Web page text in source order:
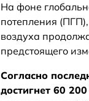
На фоне
потепления
воздуха
предстоящего
Согласно
достигнет 60